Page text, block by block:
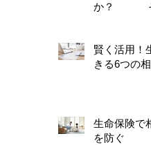
か？ そ
賢く活用！
きる6つの
生命保険で
を防ぐ